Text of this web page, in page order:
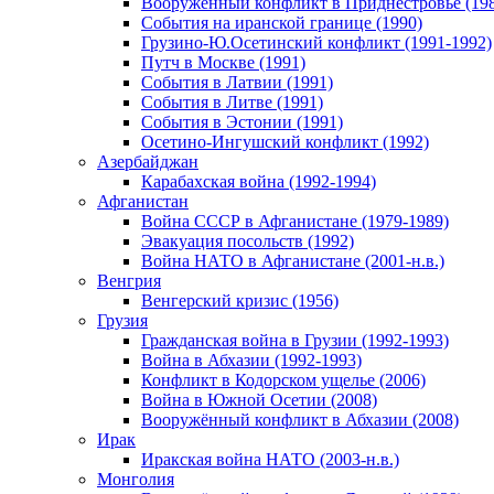
События на иранской границе (1990)
Грузино-Ю.Осетинский конфликт (1991-1992)
Путч в Москве (1991)
События в Латвии (1991)
События в Литве (1991)
События в Эстонии (1991)
Осетино-Ингушский конфликт (1992)
Азербайджан
Карабахская война (1992-1994)
Афганистан
Война СССР в Афганистане (1979-1989)
Эвакуация посольств (1992)
Война НАТО в Афганистане (2001-н.в.)
Венгрия
Венгерский кризис (1956)
Грузия
Гражданская война в Грузии (1992-1993)
Война в Абхазии (1992-1993)
Конфликт в Кодорском ущелье (2006)
Война в Южной Осетии (2008)
Вооружённый конфликт в Абхазии (2008)
Ирак
Иракская война НАТО (2003-н.в.)
Монголия